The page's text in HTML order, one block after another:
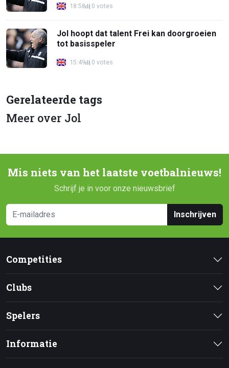
18:58 0 votes
Jol hoopt dat talent Frei kan doorgroeien
tot basisspeler
15:49 0 votes
Gerelateerde tags
Meer over Jol
Mis niets van het laatste voetbalnieuws!
Schrijf je in voor onze nieuwsbrief
Inschrijven
Competities
Clubs
Spelers
Informatie